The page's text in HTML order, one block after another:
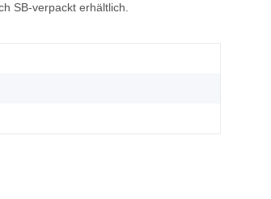
SB-verpackt erhältlich.